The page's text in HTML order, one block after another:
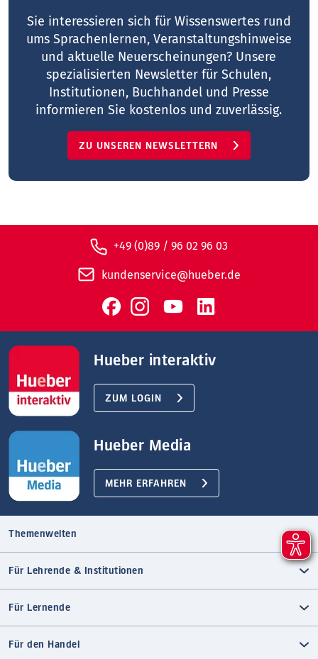
Sie interessieren sich für Wissenswertes rund
ums Sprachenlernen, Veranstaltungshinweise
und aktuelle Neuerscheinungen? Unsere
spezialisierten Newsletter für Schulen,
Institutionen, Buchhandel und Presse
informieren Sie kostenlos und zuverlässig.
ZU UNSEREN NEWSLETTERN
+49 (0)89 / 96 02 96 03
kundenservice@hueber.de
Hueber interaktiv
ZUM LOGIN
Hueber Media
MEHR ERFAHREN
Themenwelten
Für Lehrende & Institutionen
Für Lernende
Für den Handel